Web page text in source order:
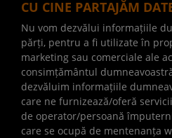
CU CINE PARTAJĂM
Nu vom dezvălui informațiile
părți, pentru a fi utilizate în
marketing sau comerciale ale
consimțământul
dezvăluim informațiile
care ne furnizează/oferă
de operator/persoană
care se ocupă de mentenanța